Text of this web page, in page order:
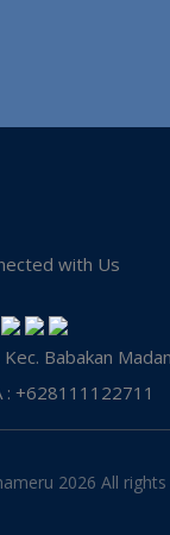
with Us
Babakan
: +628111122711
2026 All